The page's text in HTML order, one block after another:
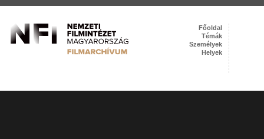
Főoldal
Témák
Személyek
Helyek